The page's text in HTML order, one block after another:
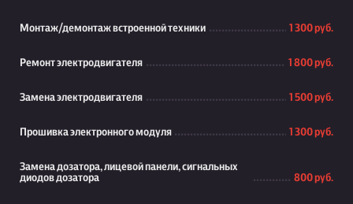
Монтаж/демонтаж встроенной техники 1 300 руб.
Ремонт электродвигателя 1 800 руб.
Замена электродвигателя 1 500 руб.
Прошивка электронного модуля 1 300 руб.
Замена дозатора, лицевой панели, сигнальных
диодов дозатора
800 руб.